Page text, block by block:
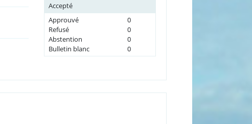
Accepté
Approuvé
0
Refusé
0
Abstention
0
Bulletin blanc
0